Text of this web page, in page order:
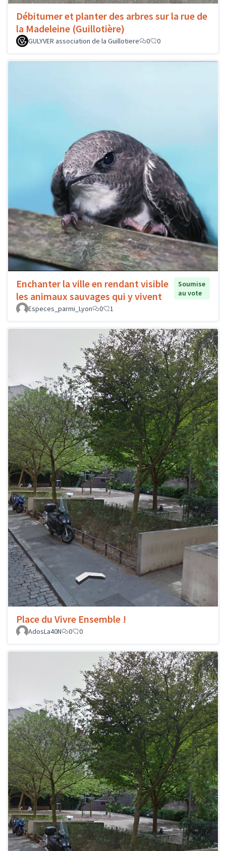
Débitumer et planter des arbres sur la rue de
la Madeleine (Guillotière)
GULYVER association de la Guillotiere 0 0
Enchanter la ville en rendant visible
les animaux sauvages qui y vivent
Soumise
au vote
Especes_parmi_Lyon
0 1
Place du Vivre Ensemble !
AdosLa40N 0 0